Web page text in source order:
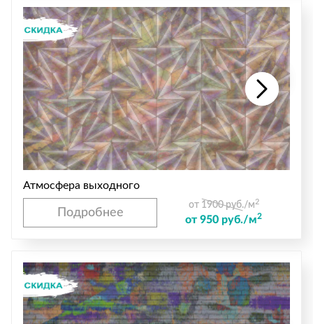
Атмосфера выходного
Подробнее
от 1900 руб./м 2
от 950 руб./м2